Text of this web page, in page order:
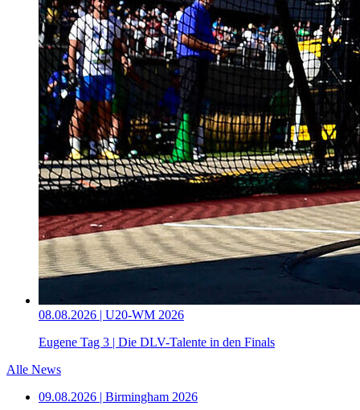
08.08.2026 | U20-WM 2026
Eugene Tag 3 | Die DLV-Talente in den Finals
Alle News
09.08.2026 | Birmingham 2026